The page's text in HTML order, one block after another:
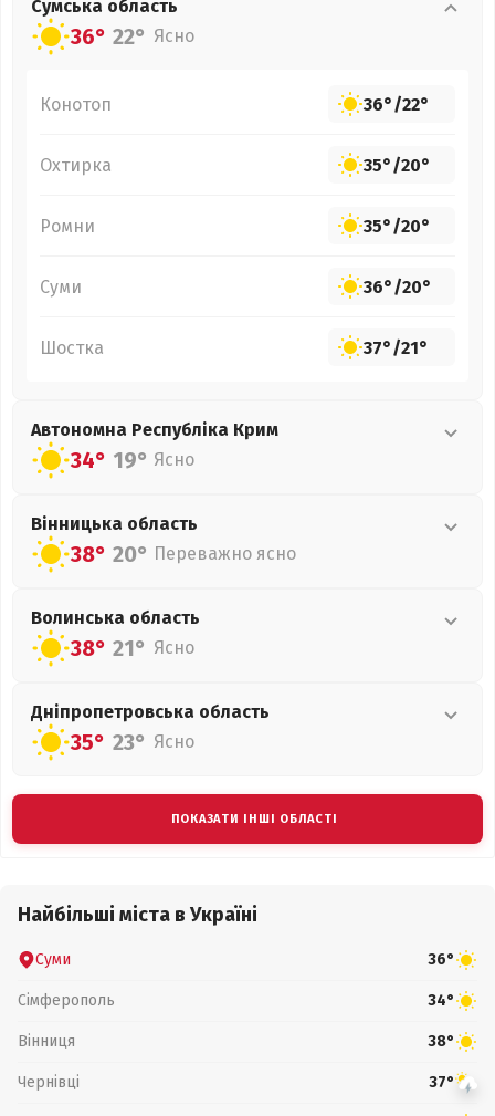
Сумська область
36° 22° Ясно
Конотоп 36°/22°
Охтирка 35°/20°
Ромни 35°/20°
Суми 36°/20°
Шостка 37°/21°
Автономна Республіка Крим
34° 19° Ясно
Вінницька область
38° 20° Переважно ясно
Волинська область
38° 21° Ясно
Дніпропетровська область
35° 23° Ясно
ПОКАЗАТИ ІНШІ ОБЛАСТІ
Найбільші міста в Україні
Суми 36°
Сімферополь 34°
Вінниця 38°
Чернівці 37°